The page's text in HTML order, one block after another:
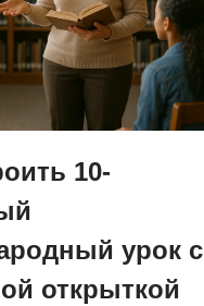
10-
урок с
открыткой